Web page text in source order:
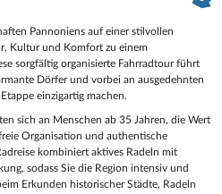
Pannoniens auf einer stilvollen
Kultur und Komfort zu einem
sorgfältig organisierte Fahrradtour führt
Dörfer und vorbei an ausgedehnten
einzigartig machen.
sich an Menschen ab 35 Jahren, die Wert
Organisation und authentische
kombiniert aktives Radeln mit
sodass Sie die Region intensiv und
Erkunden historischer Städte, Radeln